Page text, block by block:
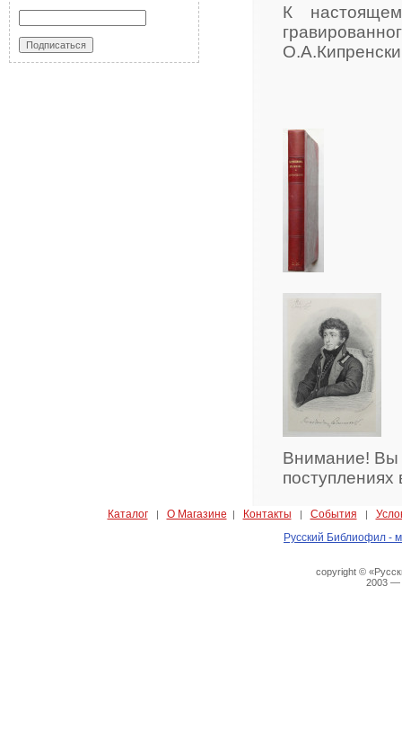
К
Внимание! Вы
Каталог| О Магазине | Контакты | События |
Русский Библиофил -
copyright ©
2003 —